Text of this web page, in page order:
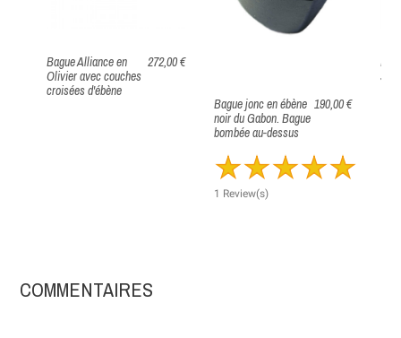
Bague Alliance en
Olivier avec couches
croisées d'ébène
272,00 €
Bague jonc en ébène
noir du Gabon. Bague
bombée au-dessus
190,00 €
1 Review(s)
COMMENTAIRES